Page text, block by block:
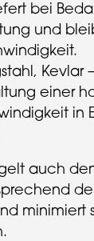
bei
und
Kevlar –
einer
in
auch
minimiert